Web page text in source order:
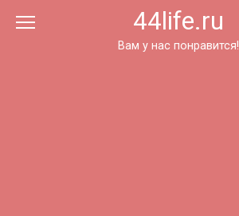
44life.ru
Вам у нас понравится!